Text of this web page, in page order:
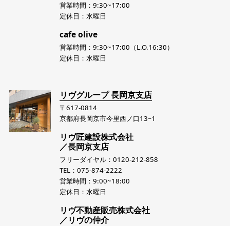
営業時間：9:30~17:00
定休日：水曜日
cafe olive
営業時間：9:30~17:00（L.O.16:30）
定休日：水曜日
リヴグループ 長岡京支店
〒617-0814
京都府長岡京市今里西ノ口13−1
リヴ匠建設株式会社
／長岡京支店
フリーダイヤル：0120-212-858
TEL：075-874-2222
営業時間：9:00~18:00
定休日：水曜日
リヴ不動産販売株式会社
／リヴの仲介